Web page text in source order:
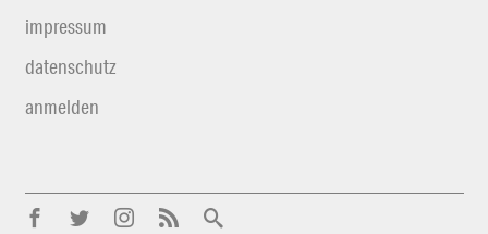
impressum
datenschutz
anmelden